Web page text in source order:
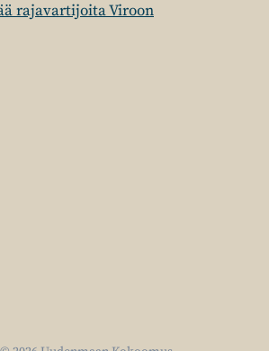
rajavartijoita Viroon